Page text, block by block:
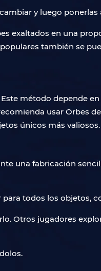
y luego ponerlas
exaltados en una
también se
método depende
usar Orbes
únicos más valiosos.
una fabricación
todos los objetos,
Otros jugadores